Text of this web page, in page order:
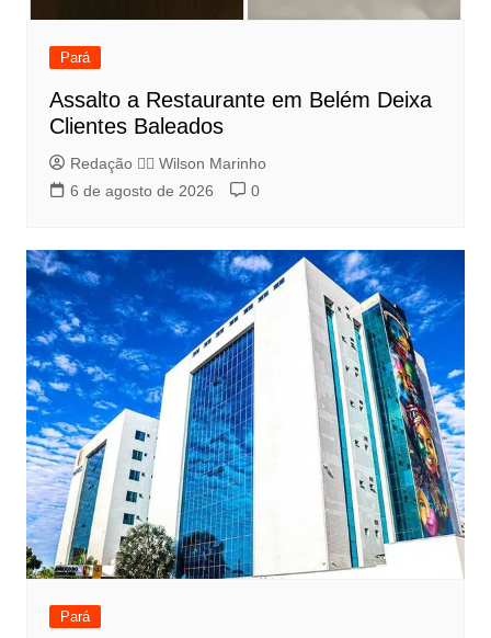
Pará
Assalto a Restaurante em Belém Deixa
Clientes Baleados
Redação 👨‍⚖️​ Wilson Marinho
6 de agosto de 2026
0
Pará